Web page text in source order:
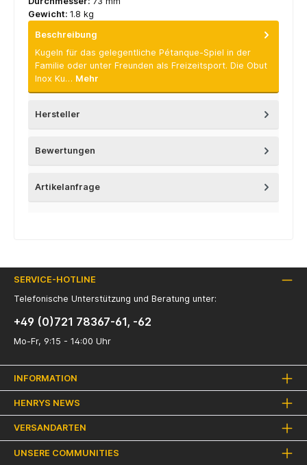
Gewicht: 1.8 kg
Beschreibung
Kugeln für das gelegentliche Pétanque-Spiel in der
Familie oder unter Freunden als Freizeitsport. Die Obut
Inox Ku… Mehr
Hersteller
Bewertungen
Artikelanfrage
SERVICE-HOTLINE
Telefonische Unterstützung und Beratung unter:
+49 (0)721 78367-61, -62
Mo-Fr, 9:15 - 14:00 Uhr
INFORMATION
HENRYS NEWS
VERSANDARTEN
UNSERE COMMUNITIES